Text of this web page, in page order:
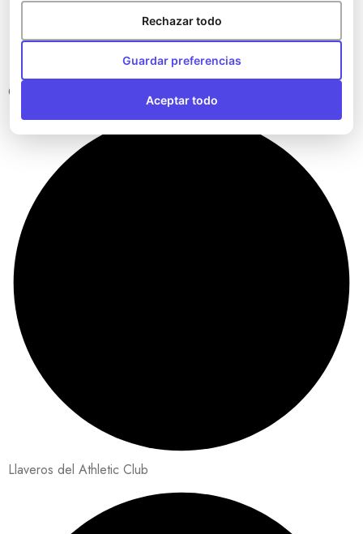
Carteras del Athletic Club
Llaveros del Athletic Club
Rechazar todo
Guardar preferencias
Aceptar todo